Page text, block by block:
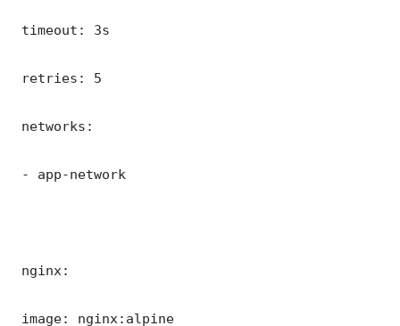
timeout: 3s
retries: 5
networks:
- app-network
nginx:
image: nginx:alpine